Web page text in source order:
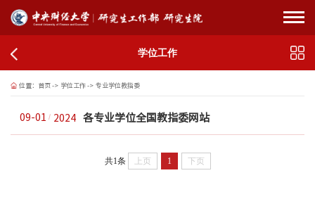
学位工作
位置： 首页-> 学位工作-> 专业学位教指委
09-01 2024 各专业学位全国教指委网站
共1条 上页 1 下页